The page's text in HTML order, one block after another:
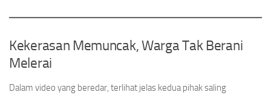
Kekerasan Memuncak, Warga Tak Berani
Melerai
Dalam video yang beredar, terlihat jelas kedua pihak saling